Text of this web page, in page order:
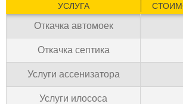
УСЛУГА
Откачка автомоек
Откачка септика
Услуги ассенизатора
Услуги илососа